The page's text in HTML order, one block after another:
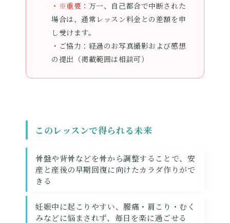
・※重要： 万一、自己都合で中断された
場合は、通常レッスン料金との差額を申
し受けます。
・ご協力： 経過のお写真撮影および感想
の提出（掲載範囲は相談可）
このレッスンで得られる未来
骨盤や背骨などを骨から調整することで、安
産と産後の早期回復に向けたカラダ作りがで
きる
妊娠中に起こりやすい、腰痛・肩こり・むく
みなどに悩まされず、毎日を楽に過ごせる